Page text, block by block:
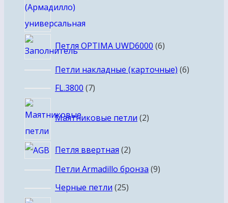
Петля OPTIMA UWD6000 66
Петли накладные (карточные) 66
FL.3800 77
Маятниковые петли 2товара
Петля ввертная 22
товара
Петли Armadillo бронза 99
Черные петли 2525